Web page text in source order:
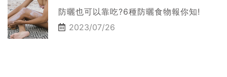
防曬也可以靠吃?6種防曬食物報你知!
2023/07/26